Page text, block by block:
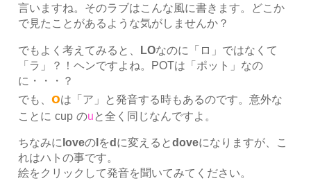
言いますね。そのラブはこんな風に書きます。どこか
で見たことがあるような気がしませんか？
でもよく考えてみると、 LOなのに「ロ」ではなくて
「ラ」？！ヘンですよね。POTは「ポット」なの
に・・・？
でも、oは「ア」と発音する時もあるのです。意外な
ことに cup のu と全く同じなんですよ。
ちなみにloveのlをdに変えるとdoveになりますが、こ
れはハトの事です。
絵をクリックして発音を聞いてみてください。